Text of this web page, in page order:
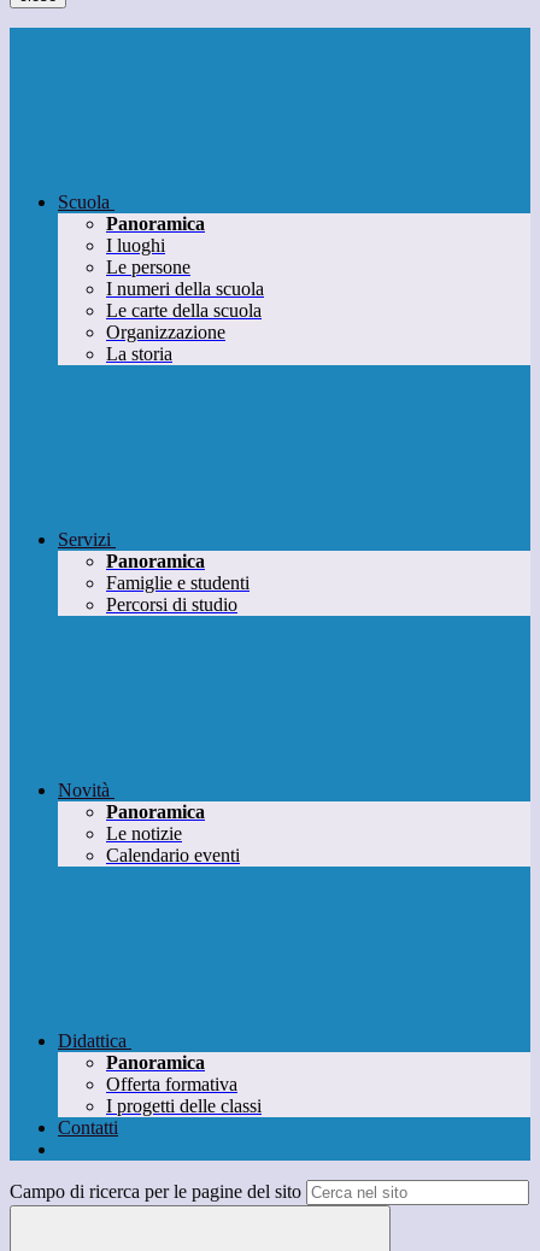
Scuola
Panoramica
I luoghi
Le persone
I numeri della scuola
Le carte della scuola
Organizzazione
La storia
Servizi
Panoramica
Famiglie e studenti
Percorsi di studio
Novità
Panoramica
Le notizie
Calendario eventi
Didattica
Panoramica
Offerta formativa
I progetti delle classi
Contatti
Campo di ricerca per le pagine del sito